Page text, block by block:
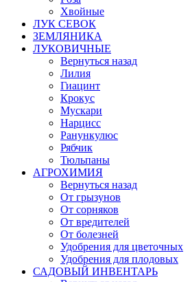
Хвойные
ЛУК СЕВОК
ЗЕМЛЯНИКА
ЛУКОВИЧНЫЕ
Вернуться назад
Лилия
Гиацинт
Крокус
Мускари
Нарцисс
Ранункулюс
Рябчик
Тюльпаны
АГРОХИМИЯ
Вернуться назад
От грызунов
От сорняков
От вредителей
От болезней
Удобрения для цветочных
Удобрения для плодовых
САДОВЫЙ ИНВЕНТАРЬ